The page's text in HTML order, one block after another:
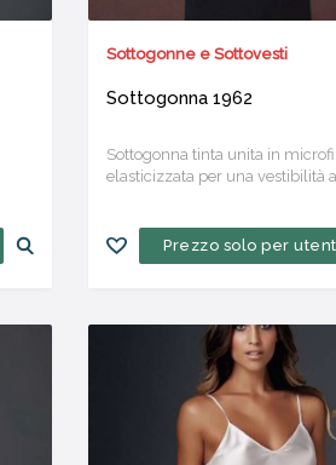
Sottogonne e Sottovesti
Sottogonna 1962
Sottogonna tinta unita in
elasticizzata per una vestibilità
Prezzo solo per